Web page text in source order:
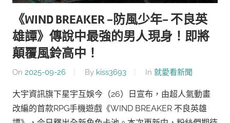
《WIND BREAKER -防風少年- 不良英
雄譚》傳說中最強的男人現身！即將
顛覆風鈴高中！
On 2025-09-26 By kiss3693 In 就愛看新聞
大宇資訊旗下星宇互娛今（26）日宣布，由超人氣動畫
改編的首款RPG手機遊戲《WIND BREAKER 不良英雄